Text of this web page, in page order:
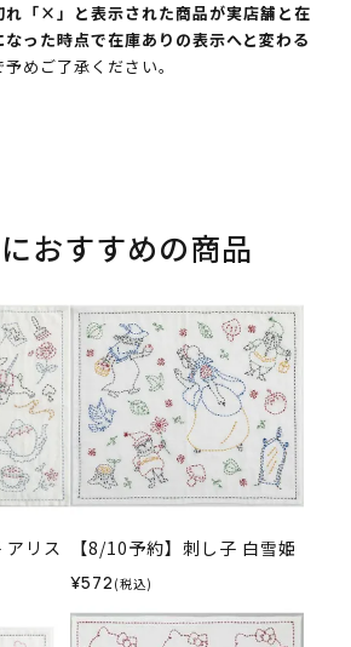
れ「×」と表示された商品が実店舗と在
った時点で在庫ありの表示へと変わる
予めご了承ください。
おすすめの商品
アリス 【8/10予約】刺し子 白雪姫
¥572 (税込)